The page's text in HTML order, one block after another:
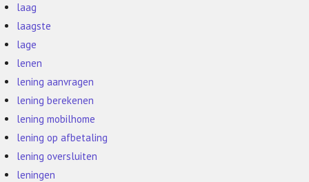
laag
laagste
lage
lenen
lening aanvragen
lening berekenen
lening mobilhome
lening op afbetaling
lening oversluiten
leningen